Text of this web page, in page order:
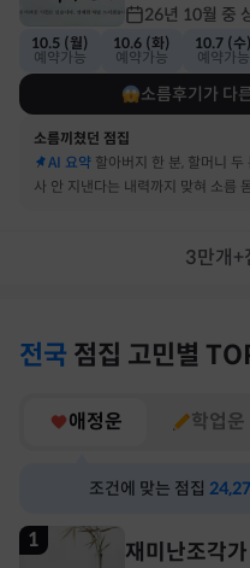
26년 10월 중
10.5 (월)
예약가능
10.6 (화)
예약가능
10.7 (수)
예약가능
소름후기가 다
소름끼쳤던 점집
AI 요약 할아버지 한 분, 할머니 두
사 안 지낸다는 내력까지 맞혀 소름
3만개+
전국 점집 고민별
애정운 학업운
조건에 맞는 점집
1 재미난조각